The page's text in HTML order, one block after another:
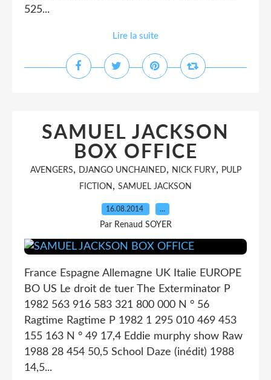
525...
Lire la suite
SAMUEL JACKSON
BOX OFFICE
AVENGERS, DJANGO UNCHAINED, NICK FURY, PULP
FICTION , SAMUEL JACKSON
16.08.2014 …
Par Renaud SOYER
France Espagne Allemagne UK Italie EUROPE
BO US Le droit de tuer The Exterminator P
1982 563 916 583 321 800 000 N ° 56
Ragtime Ragtime P 1982 1 295 010 469 453
155 163 N ° 49 17,4 Eddie murphy show Raw
1988 28 454 50,5 School Daze (inédit) 1988
14,5...